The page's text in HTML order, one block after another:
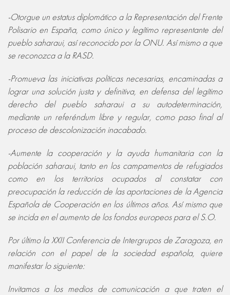
-Otorgue un estatus diplomático a la Representación del Frente
Polisario en España, como único y legítimo representante del
pueblo saharaui, así reconocido por la ONU. Así mismo a que
se reconozca a la RASD.
-Promueva las iniciativas políticas necesarias, encaminadas a
lograr una solución justa y definitiva, en defensa del legítimo
derecho del pueblo saharaui a su autodeterminación,
mediante un referéndum libre y regular, como paso final al
proceso de descolonización inacabado.
-Aumente la cooperación y la ayuda humanitaria con la
población saharaui, tanto en los campamentos de refugiados
como en los territorios ocupados al constatar con
preocupación la reducción de las aportaciones de la Agencia
Española de Cooperación en los últimos años. Así mismo que
se incida en el aumento de los fondos europeos para el S.O.
Por último la XXII Conferencia de Intergrupos de Zaragoza, en
relación con el papel de la sociedad española, quiere
manifestar lo siguiente:
Invitamos a los medios de comunicación a que traten el